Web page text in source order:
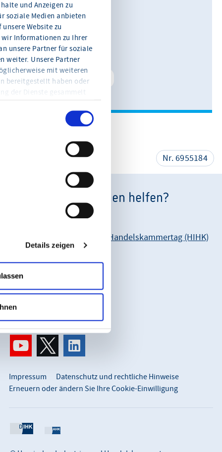
und Anzeigen zu
soziale Medien anbieten
Website zu
Informationen zu Ihrer
unsere Partner für soziale
weiter. Unsere Partner
mit weiteren
bereitgestellt haben oder
der Dienste gesammelt
Informationen und die
Details zeigen
Leiterin Kommunikation
0611 360 115-11
E-Mail schreiben
Kontakt speichern
Nr. 6955184
Wie können wir Ihnen helfen?
Unsere Anschrift:
Hessischer Industrie- und Handelskammertag (HIHK)
Karl-Glässing-Straße 8
65183 Wiesbaden
0611 360 115-0
Impressum
Datenschutz und rechtliche Hinweise
Erneuern oder ändern Sie Ihre Cookie-Einwilligung